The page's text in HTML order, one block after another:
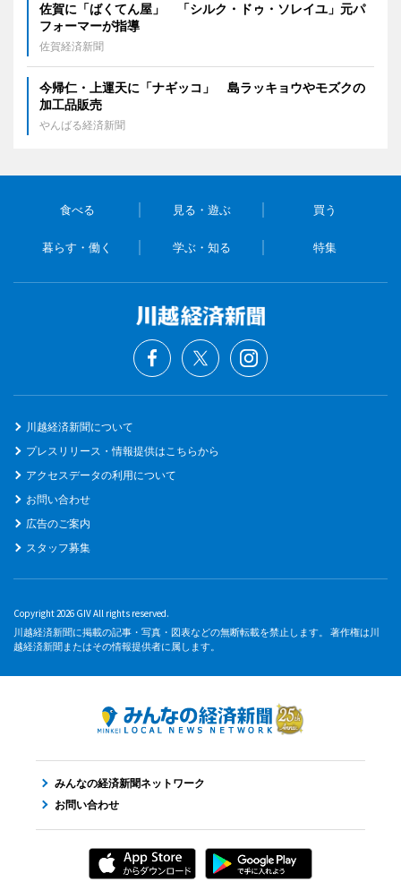
佐賀に「ばくてん屋」 「シルク・ドゥ・ソレイユ」元パ
フォーマーが指導
佐賀経済新聞
今帰仁・上運天に「ナギッコ」 島ラッキョウやモズクの
加工品販売
やんばる経済新聞
食べる 見る・遊ぶ 買う
暮らす・働く 学ぶ・知る 特集
川越経済新聞について
プレスリリース・情報提供はこちらから
アクセスデータの利用について
お問い合わせ
広告のご案内
スタッフ募集
Copyright 2026 GIV All rights reserved.
川越経済新聞に掲載の記事・写真・図表などの無断転載を禁止します。 著作権は川
越経済新聞またはその情報提供者に属します。
みんなの経済新聞ネットワーク
お問い合わせ